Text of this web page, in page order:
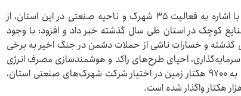
به گزارش اطلاعات آنلاین، مسلم فلاح‌زاده. با اشاره به فعالیت ۳۵ شهرک و ناحیه صنعتی در این استان، از
کوچک در استان طی سال گذشته خبر داد و افزود: با وجود
و خسارات ناشی از حملات دشمن در جنگ اخیر به برخی
احیای طرح‌های راکد و هوشمندسازی مصرف انرژی
صورت گرفته استوی گفت: از مجموع نزدیک به ۹۷۰۰ هکتار زمین در اختیار شرکت شهرک‌های صنعتی استان،
هکتار واگذار شده است.